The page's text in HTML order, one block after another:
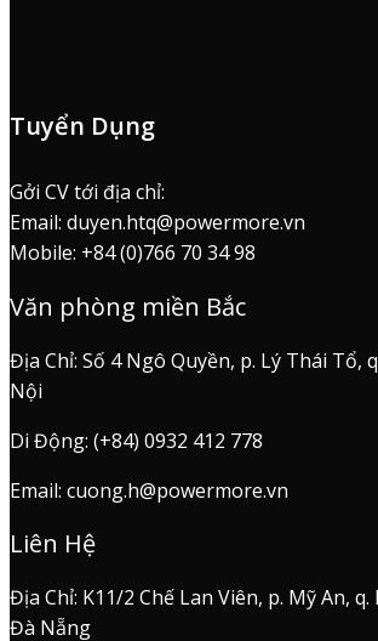
Tuyển Dụng
Gởi CV tới địa chỉ:
Email: duyen.htq@powermore.vn
Mobile: +84 (0)766 70 34 98
Văn phòng miền Bắc
Địa Chỉ: Số 4 Ngô Quyền, p. Lý Thái Tổ,
Nội
Di Động: (+84) 0932 412 778
Email: cuong.h@powermore.vn
Liên Hệ
Địa Chỉ: K11/2 Chế Lan Viên, p. Mỹ An,
Đà Nẵng